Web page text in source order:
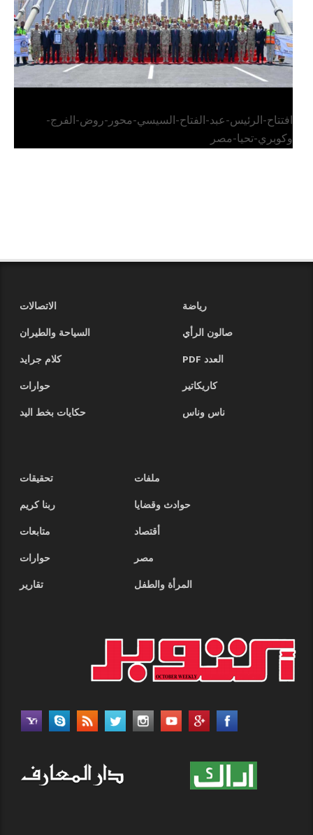
افتتاح-الرئيس-عبد-الفتاح-السيسي-محور-روض-الفرج-
وكوبري-تحيا-مصر
رياضة
الاتصالات
صالون الرأي
السياحة والطيران
العدد PDF
كلام جرايد
كاريكاتير
حوارات
ناس وناس
حكايات بخط اليد
ملفات
تحقيقات
حوادث وقضايا
ربنا كريم
أقتصاد
متابعات
مصر
حوارات
المرأة والطفل
تقارير